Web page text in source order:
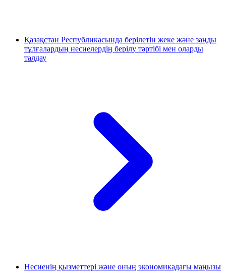
Қазақстан Республикасында берілетін жеке және заңды
тұлғалардың несиелердің берілу тәртібі мен оларды
талдау
Несиенің қызметтері және оның экономикадағы маңызы